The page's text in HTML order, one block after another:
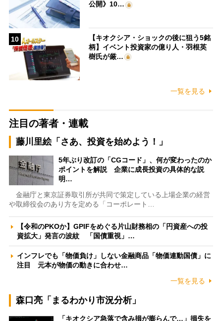
公開》10…
10
【キオクシア・ショックの後に狙う5銘
柄】イベント投資家の億り人・羽根英
樹氏が厳…
一覧を見る
注目の著者・連載
藤川里絵「さあ、投資を始めよう！」
5年ぶり改訂の「CGコード」、何が変わったのか
ポイントを解説 企業に成長投資の具体的な説
明…
金融庁と東京証券取引所が共同で策定している上場企業の経営
や取締役会のあり方を定める「コーポレート…
【令和のPKOか】GPIFをめぐる片山財務相の「円資産への投
資拡大」発言の波紋 「国債重視」…
インフレでも「物価負け」しない金融商品「物価連動国債」に
注目 元本が物価の動きに合わせ…
一覧を見る
森口亮「まるわかり市況分析」
「キオクシア急落で含み損が膨らんで…」損失を